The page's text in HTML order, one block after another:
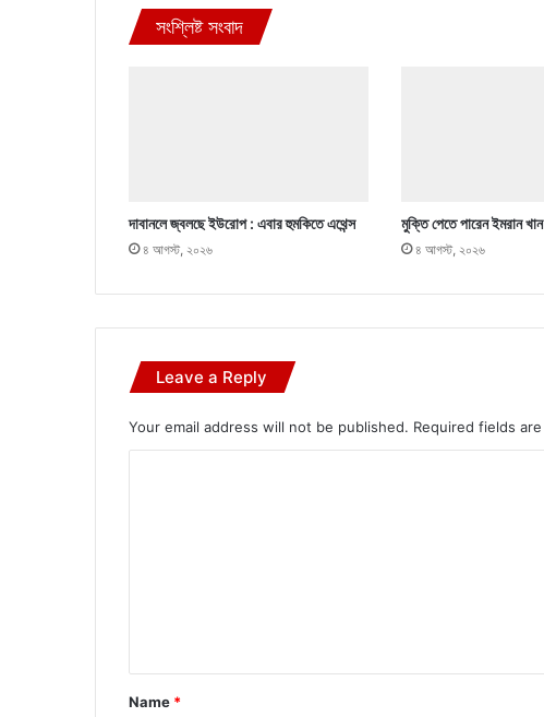
সংশ্লিষ্ট সংবাদ
দাবানলে জ্বলছে ইউরোপ : এবার হুমকিতে এথেন্স
৪ আগস্ট, ২০২৬
মুক্তি পেতে পারেন ইমরান খান
৪ আগস্ট, ২০২৬
Leave a Reply
Your email address will not be published. Required fields
*
Name *